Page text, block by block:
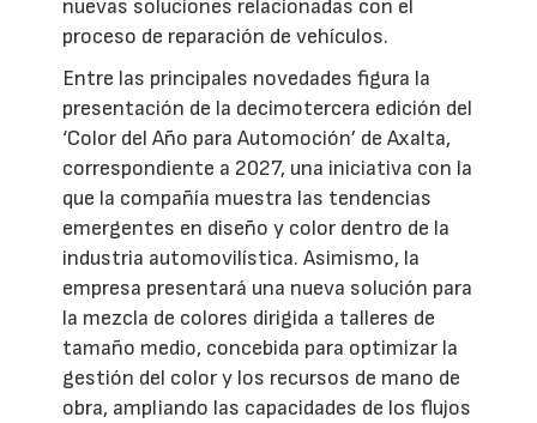
nuevas soluciones relacionadas con el
proceso de reparación de vehículos.
Entre las principales novedades figura la
presentación de la decimotercera edición del
‘Color del Año para Automoción’ de Axalta,
correspondiente a 2027, una iniciativa con la
que la compañía muestra las tendencias
emergentes en diseño y color dentro de la
industria automovilística. Asimismo, la
empresa presentará una nueva solución para
la mezcla de colores dirigida a talleres de
tamaño medio, concebida para optimizar la
gestión del color y los recursos de mano de
obra, ampliando las capacidades de los flujos